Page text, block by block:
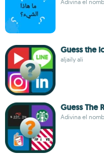
Adivina el
Guess the
aljaily ali
Guess The
Adivina el